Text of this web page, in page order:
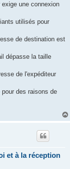
exige une connexion
utilisés pour
de destination est
dépasse la taille
de l'expéditeur
des raisons de
et à la réception